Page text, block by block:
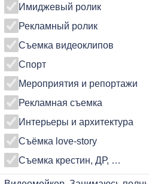
Имиджевый ролик
Рекламный ролик
Съемка видеоклипов
Спорт
Мероприятия и репортажи
Рекламная съемка
Интерьеры и архитектура
Съёмка love-story
Съемка крестин, ДР, …